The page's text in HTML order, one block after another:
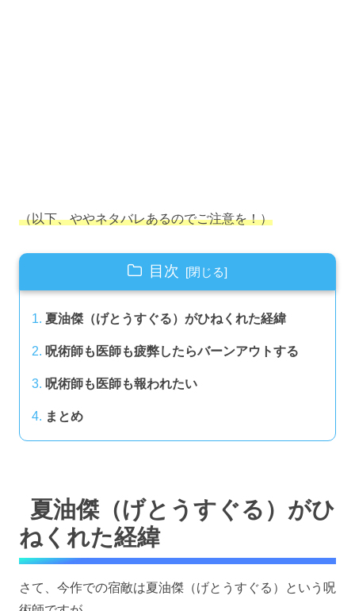
（以下、ややネタバレあるのでご注意を！）
目次
夏油傑（げとうすぐる）がひねくれた経緯
呪術師も医師も疲弊したらバーンアウトする
呪術師も医師も報われたい
まとめ
夏油傑（げとうすぐる）がひ
ねくれた経緯
さて、今作での宿敵は夏油傑（げとうすぐる）という呪